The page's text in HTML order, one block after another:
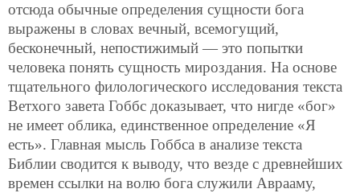
отсюда обычные определения сущности бога
выражены в словах вечный, всемогущий,
бесконечный, непостижимый — это попытки
человека понять сущность мироздания. На основе
тщательного филологического исследования текста
Ветхого завета Гоббс доказывает, что нигде «бог»
не имеет облика, единственное определение «Я
есть». Главная мысль Гоббса в анализе текста
Библии сводится к выводу, что везде с древнейших
времен ссылки на волю бога служили Аврааму,